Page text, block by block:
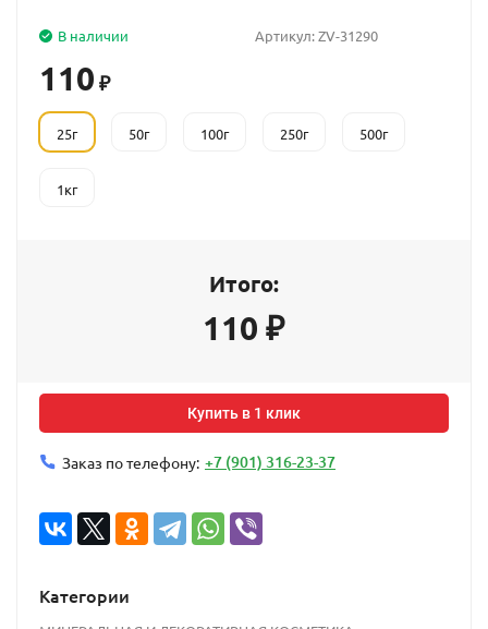
Артикул:ZV-31290
В наличии
110 ₽
25г 50г 100г 250г 500г
1кг
Итого:
110 ₽
Купить в 1 клик
Заказ по телефону: +7 (901) 316-23-37
Категории